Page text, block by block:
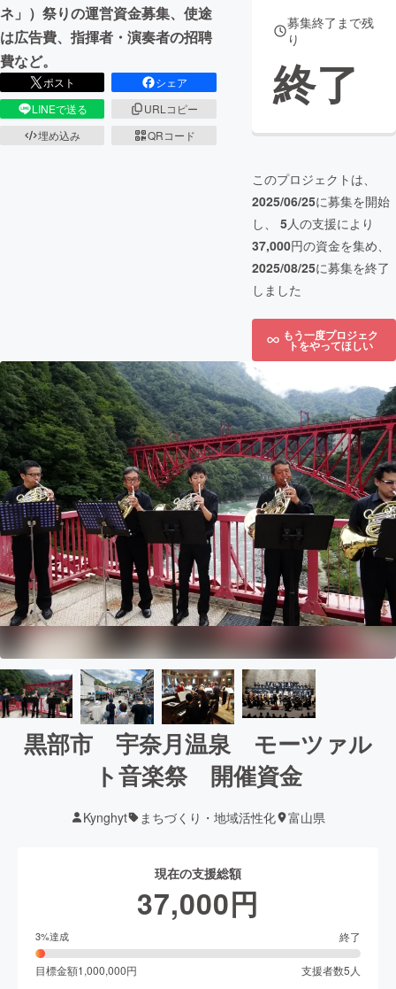
ネ」）祭りの運営資金募集、使途
は広告費、指揮者・演奏者の招聘
費など。
ポスト
シェア
LINEで送る
URLコピー
埋め込み
QRコード
募集終了まで残
り
終了
このプロジェクトは、
2025/06/25に募集を開始
し、 5人の支援により
37,000円の資金を集め、
2025/08/25に募集を終了
しました
もう一度プロジェク
トをやってほしい
黒部市 宇奈月温泉 モーツァル
ト音楽祭 開催資金
Kynghyt まちづくり・地域活性化 富山県
現在の支援総額
37,000円
3%達成 終了
目標金額1,000,000円 支援者数5 人